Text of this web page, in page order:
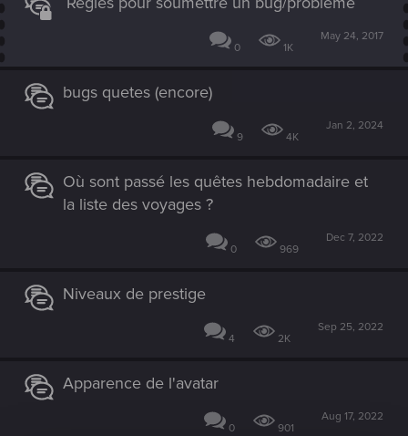
0 1K
May 24, 2017
bugs quetes (encore)
9 4K
Jan 2, 2024
Où sont passé les quêtes hebdomadaire et
la liste des voyages ?
0 969
Dec 7, 2022
Niveaux de prestige
4 2K
Sep 25, 2022
Apparence de l'avatar
0 901
Aug 17, 2022